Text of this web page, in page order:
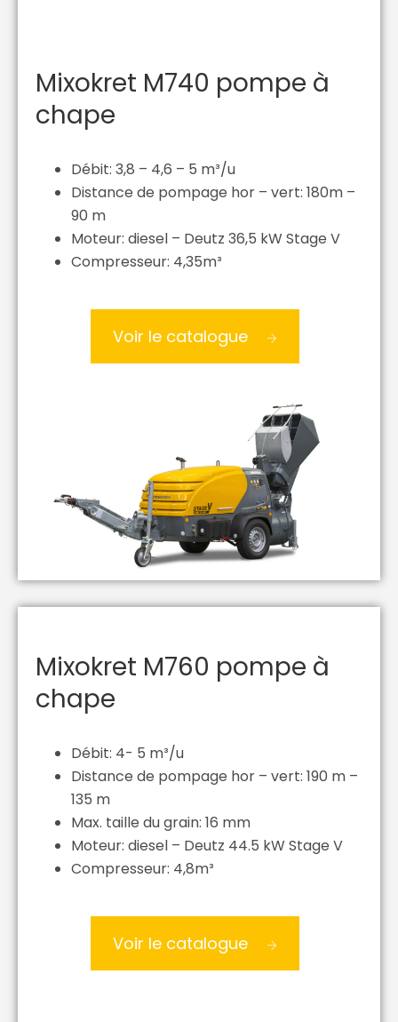
Mixokret M740 pompe à
chape
Débit: 3,8 – 4,6 – 5 m³/u
Distance de pompage hor – vert: 180m –
90 m
Moteur: diesel – Deutz 36,5 kW Stage V
Compresseur: 4,35m³
Voir le catalogue
Mixokret M760 pompe à
chape
Débit: 4- 5 m³/u
Distance de pompage hor – vert: 190 m –
135 m
Max. taille du grain: 16 mm
Moteur: diesel – Deutz 44.5 kW Stage V
Compresseur: 4,8m³
Voir le catalogue